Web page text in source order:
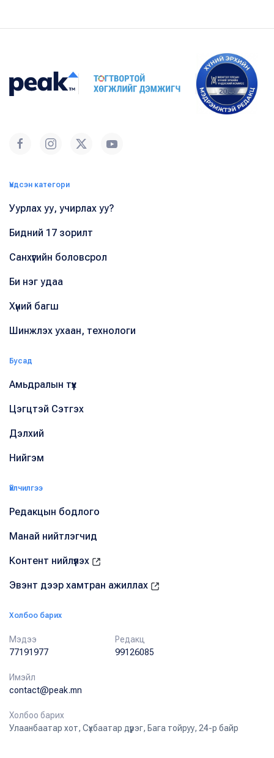
Үндсэн категори
Уурлах уу, учирлах уу?
Бидний 17 зорилт
Санхүүгийн боловсрол
Би нэг удаа
Хүний багш
Шинжлэх ухаан, технологи
Бусад
Амьдралын түүх
Цэгцтэй Сэтгэх
Дэлхий
Нийгэм
Үйлчилгээ
Редакцын бодлого
Манай нийтлэгчид
Контент нийлүүлэх
Эвэнт дээр хамтран ажиллах
Холбоо барих
Мэдээ
77191977
Редакц
99126085
Имэйл
contact@peak.mn
Холбоо барих
Улаанбаатар хот, Сүхбаатар дүүрэг, Бага тойруу, 24-р байр